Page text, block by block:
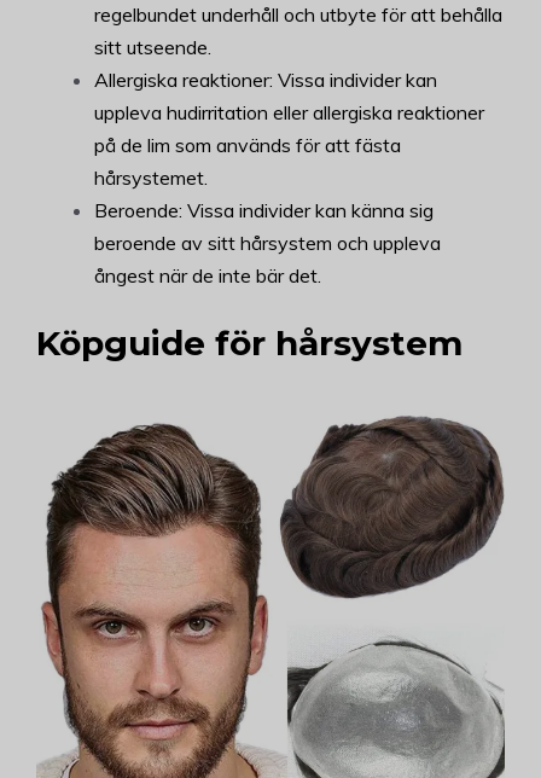
regelbundet underhåll och utbyte för att behålla
sitt utseende.
Allergiska reaktioner: Vissa individer kan
uppleva hudirritation eller allergiska reaktioner
på de lim som används för att fästa
hårsystemet.
Beroende: Vissa individer kan känna sig
beroende av sitt hårsystem och uppleva
ångest när de inte bär det.
Köpguide för hårsystem